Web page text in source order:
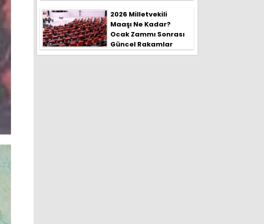
2026 Milletvekili
Maaşı Ne Kadar?
Ocak Zammı Sonrası
Güncel Rakamlar